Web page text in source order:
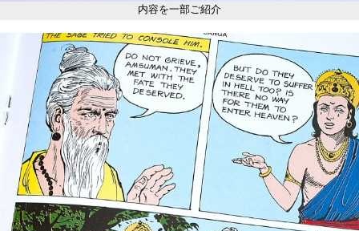
内容を一部ご紹介